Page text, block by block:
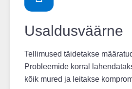
Usaldusväärne
Tellimused täidetakse
Probleemide korral
kõik mured ja leitakse